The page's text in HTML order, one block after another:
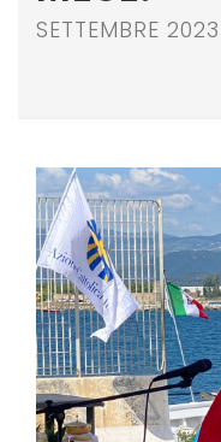
SETTEMBRE 2023